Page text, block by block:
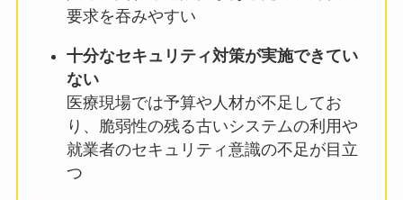
要求を吞みやすい
十分なセキュリティ対策が実施できてい
ない
医療現場では予算や人材が不足してお
り、脆弱性の残る古いシステムの利用や
就業者のセキュリティ意識の不足が目立
つ